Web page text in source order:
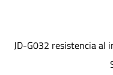
JD-G032 resistencia al